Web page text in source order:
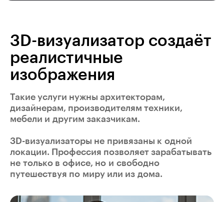
3D-визуализатор создаёт
реалистичные
изображения
Такие услуги нужны архитекторам,
дизайнерам, производителям техники,
мебели и другим заказчикам.
3D-визуализаторы не привязаны к одной
локации. Профессия позволяет зарабатывать
не только в офисе, но и свободно
путешествуя по миру или из дома.